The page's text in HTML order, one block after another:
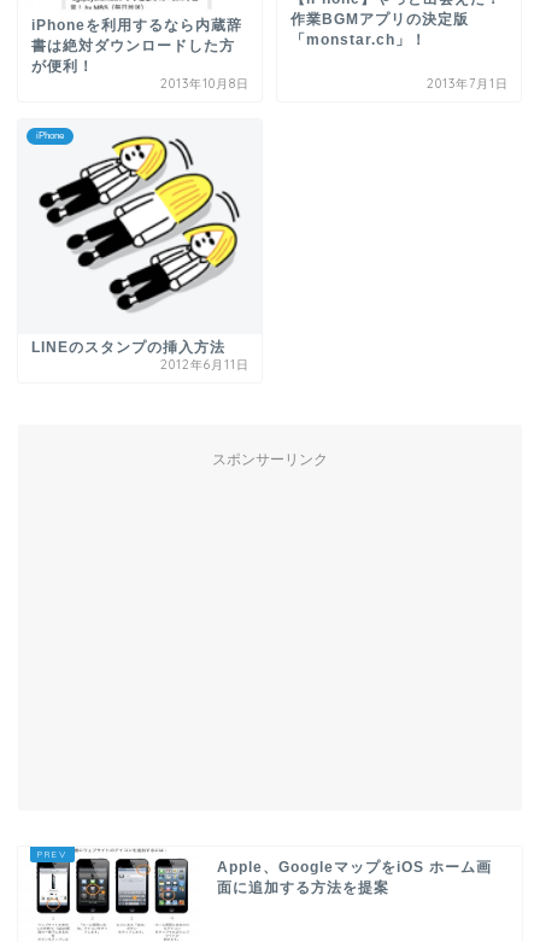
iPhoneを利用するなら内蔵辞
書は絶対ダウンロードした方
が便利！
2013年10月8日
作業BGMアプリの決定版
「monstar.ch」！
2013年7月1日
iPhone
LINEのスタンプの挿入方法
2012年6月11日
スポンサーリンク
Apple、GoogleマップをiOS ホーム画
面に追加する方法を提案